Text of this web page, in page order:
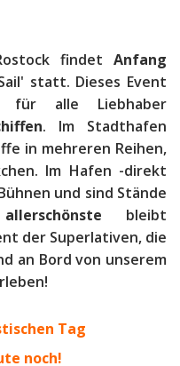
findet Anfang
statt. Dieses Event
für alle Liebhaber
. Im Stadthafen
in mehreren Reihen,
Im Hafen -direkt
und sind Stände
bleibt
der Superlativen, die
an Bord von unserem
Tag
noch!